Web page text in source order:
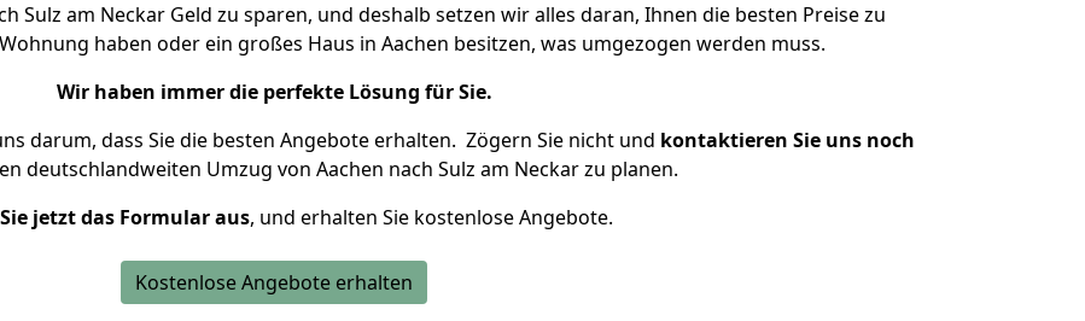
Sulz am Neckar Geld zu sparen, und deshalb setzen wir alles daran, Ihnen die besten Preise zu
haben oder ein großes Haus in Aachen besitzen, was umgezogen werden muss.
Wir haben immer die perfekte Lösung für Sie.
darum, dass Sie die besten Angebote erhalten. Zögern Sie nicht und kontaktieren Sie uns noch
deutschlandweiten Umzug von Aachen nach Sulz am Neckar zu planen.
jetzt das Formular aus, und erhalten Sie kostenlose Angebote.
Kostenlose Angebote erhalten